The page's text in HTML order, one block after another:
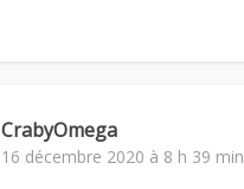
CrabyOmega
16 décembre 2020 à 8 h 39 min